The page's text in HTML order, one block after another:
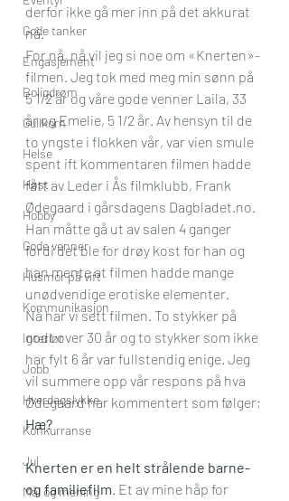
Gode tanker
Engasjement
Boligdrøm
Gullkorn
Helse
Høst
Hobby
Gode venner
Husmor på vift
Kommunikasjon
Interiør
Jobb
Hverdagslykke
Konkurranse
Jul
Mål og mening
derfor ikke gå mer inn på det akkurat
nå.
For nå, nå vil jeg si noe om «Knerten»-
filmen. Jeg tok med meg min sønn på
5 1/2 år og våre gode venner Laila, 33
år og Emelie, 5 1/2 år. Av hensyn til de
to yngste i flokken vår, var vien smule
spent ift kommentaren filmen hadde
fått av Leder i Ås filmklubb, Frank
Ødegaard i gårsdagens Dagbladet.no.
Han måtte gå ut av salen 4 ganger
fordi det ble for drøy kost for han og
han mente at filmen hadde mange
unødvendige erotiske elementer.
Nå har vi sett filmen. To stykker på
godt over 30 år og to stykker som ikke
har fylt 6 år var fullstendig enige. Jeg
vil summere opp vår respons på hva
Ødegaard har kommentert som følger;
Hæ?
Knerten er en helt strålende barne-
og familiefilm. Et av mine håp for